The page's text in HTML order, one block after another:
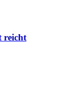
reicht